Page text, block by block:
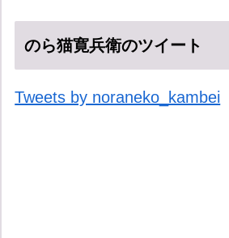
のら猫寛兵衛のツイート
Tweets by noraneko_kambei